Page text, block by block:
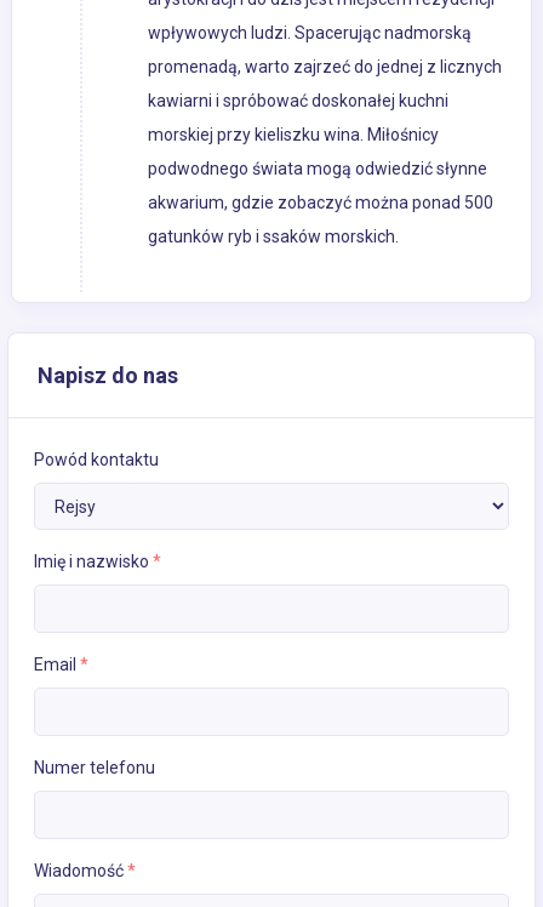
wpływowych ludzi. Spacerując nadmorską
promenadą, warto zajrzeć do jednej z licznych
kawiarni i spróbować doskonałej kuchni
morskiej przy kieliszku wina. Miłośnicy
podwodnego świata mogą odwiedzić słynne
akwarium, gdzie zobaczyć można ponad 500
gatunków ryb i ssaków morskich.
Napisz do nas
Powód kontaktu
Imię i nazwisko *
Email *
Numer telefonu
Wiadomość*